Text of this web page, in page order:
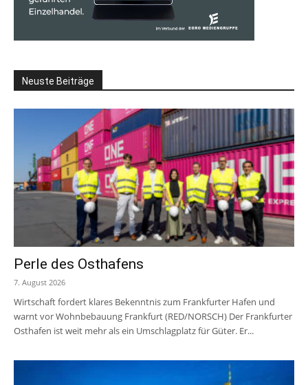
Neuste Beiträge
Perle des Osthafens
7. August 2026
Wirtschaft fordert klares Bekenntnis zum Frankfurter Hafen und
warnt vor Wohnbebauung Frankfurt (RED/NORSCH) Der Frankfurter
Osthafen ist weit mehr als ein Umschlagplatz für Güter. Er...